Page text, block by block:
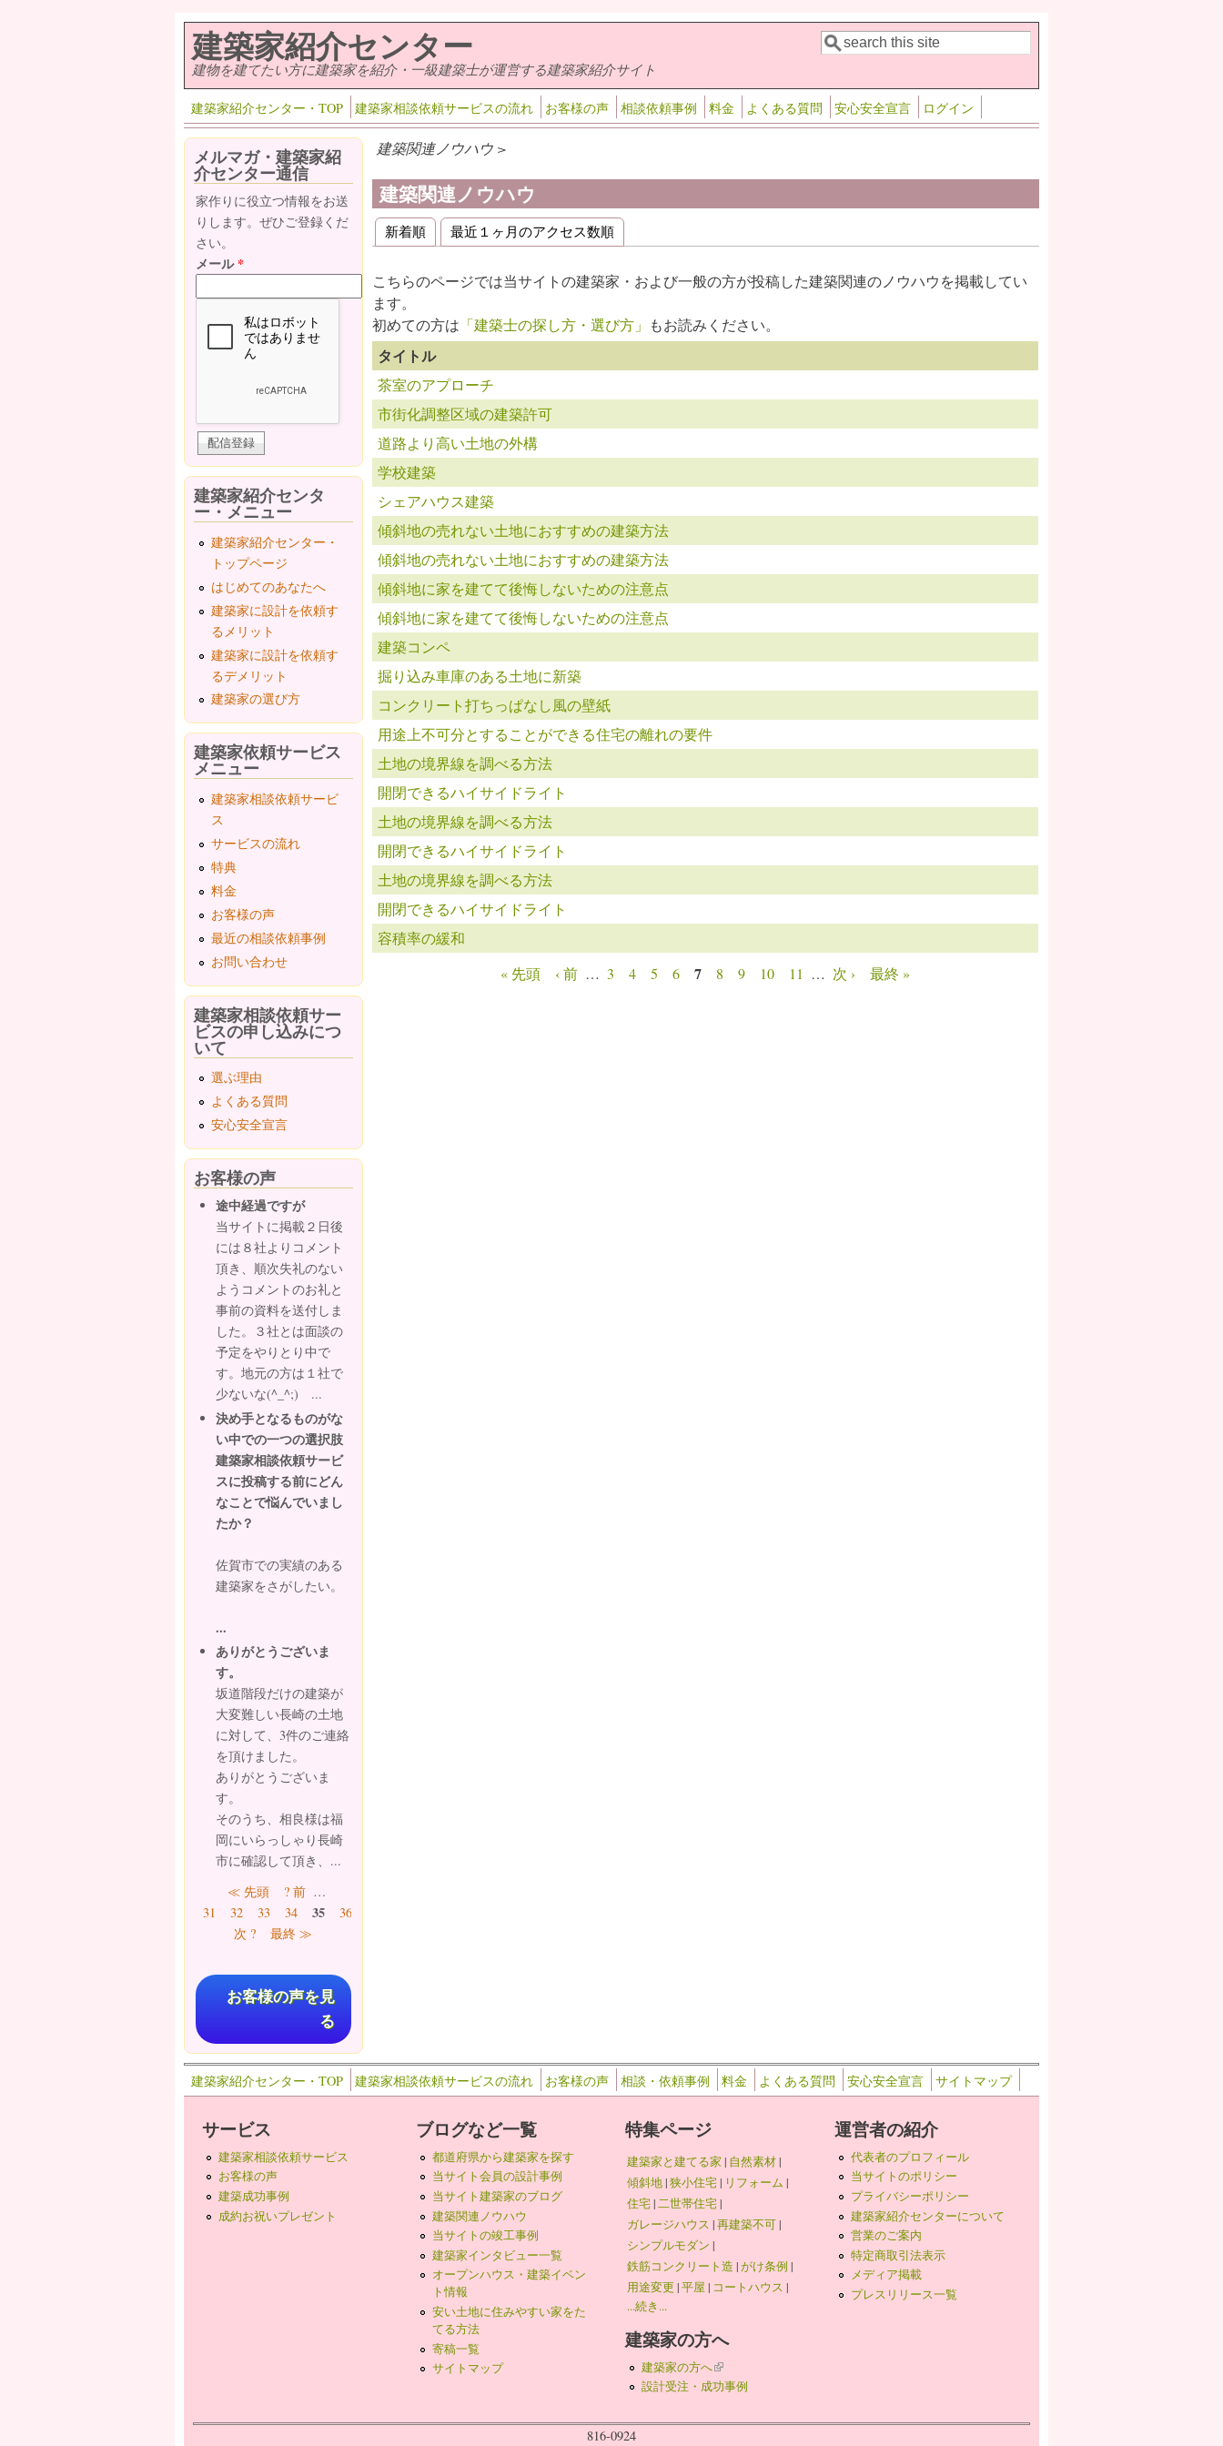
建築家紹介センター
建物を建てたい方に建築家を紹介・一級建築士が運営する建築家紹介サイト 検索フォーム
検索
建築家紹介センター・TOP 建築家相談依頼サービスの流れ お客様の声 相談依頼事例 料金 よくある質問 安心安全宣言 ログイン
建築関連ノウハウ >
建築関連ノウハウ
プライマリータブ
新着順 最近１ヶ月のアクセス数順
こちらのページでは当サイトの建築家・および一般の方が投稿した建築関連のノウハウを掲載してい
ます。
初めての方は 「建築士の探し方・選び方」 もお読みください。
タイトル
茶室のアプローチ
市街化調整区域の建築許可
道路より高い土地の外構
学校建築
シェアハウス建築
傾斜地の売れない土地におすすめの建築方法
傾斜地の売れない土地におすすめの建築方法
傾斜地に家を建てて後悔しないための注意点
傾斜地に家を建てて後悔しないための注意点
建築コンペ
掘り込み車庫のある土地に新築
コンクリート打ちっぱなし風の壁紙
用途上不可分とすることができる住宅の離れの要件
土地の境界線を調べる方法
開閉できるハイサイドライト
土地の境界線を調べる方法
開閉できるハイサイドライト
土地の境界線を調べる方法
開閉できるハイサイドライト
容積率の緩和
« 先頭 ‹ 前 … 3 4 5 6 7 8 9 10 11 … 次 › 最終 »
メルマガ・建築家紹
介センター通信
家作りに役立つ情報をお送
りします。ぜひご登録くだ
さい。
メール*
建築家紹介センタ
ー・メニュー
建築家紹介センター・
トップページ
はじめてのあなたへ
建築家に設計を依頼す
るメリット
建築家に設計を依頼す
るデメリット
建築家の選び方
建築家依頼サービス
メニュー
建築家相談依頼サービ
ス
サービスの流れ
特典
料金
お客様の声
最近の相談依頼事例
お問い合わせ
建築家相談依頼サー
ビスの申し込みにつ
いて
選ぶ理由
よくある質問
安心安全宣言
お客様の声
途中経過ですが
当サイトに掲載２日後
には８社よりコメント
頂き、順次失礼のない
ようコメントのお礼と
事前の資料を送付しま
した。３社とは面談の
予定をやりとり中で
す。地元の方は１社で
少ないな(^_^;) ...
決め手となるものがな
い中での一つの選択肢
建築家相談依頼サービ
スに投稿する前にどん
なことで悩んでいまし
たか？
佐賀市での実績のある
建築家をさがしたい。
...
ありがとうございま
す。
坂道階段だけの建築が
大変難しい長崎の土地
に対して、3件のご連絡
を頂けました。
ありがとうございま
す。
そのうち、相良様は福
岡にいらっしゃり長崎
市に確認して頂き、...
ページ≪ 先頭 ? 前 …
31
32 33 34 35 36
次 ?
最終 ≫
お客様の声を見
る
建築家紹介センター・TOP 建築家相談依頼サービスの流れ お客様の声 相談・依頼事例 料金 よくある質問 安心安全宣言 サイトマップ
サービス
建築家相談依頼サービス
お客様の声
建築成功事例
成約お祝いプレゼント
ブログなど一覧
都道府県から建築家を探す
当サイト会員の設計事例
当サイト建築家のブログ
建築関連ノウハウ
当サイトの竣工事例
建築家インタビュー一覧
オープンハウス・建築イベン
ト情報
安い土地に住みやすい家をた
てる方法
寄稿一覧
サイトマップ
特集ページ
建築家と建てる家 | 自然素材|
傾斜地|狭小住宅| リフォーム |
住宅|二世帯住宅|
ガレージハウス |再建築不可|
シンプルモダン |
鉄筋コンクリート造 |がけ条例 |
用途変更 |平屋 | コートハウス |
...続き...
建築家の方へ
建築家の方へ(link is external)
設計受注・成功事例
運営者の紹介
代表者のプロフィール
当サイトのポリシー
プライバシーポリシー
建築家紹介センターについて
営業のご案内
特定商取引法表示
メディア掲載
プレスリリース一覧
816-0924